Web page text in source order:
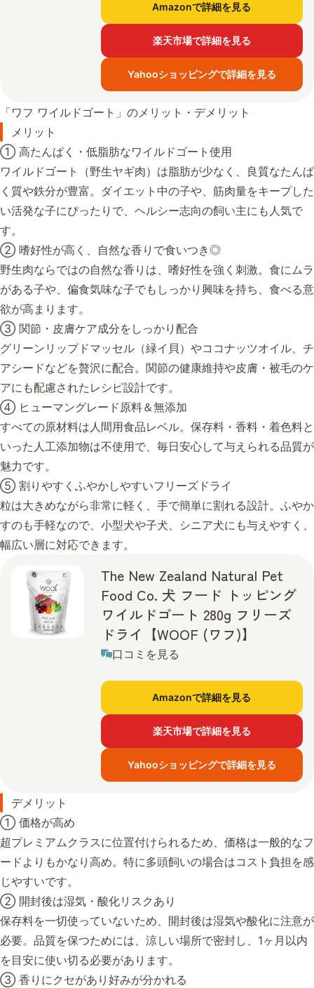
Amazonで詳細を見る
楽天市場で詳細を見る
Yahooショッピングで詳細を見る
「ワフ ワイルドゴート」のメリット・デメリット
メリット
① 高たんぱく・低脂肪なワイルドゴート使用
ワイルドゴート（野生ヤギ肉）は脂肪が少なく、良質なたんぱ
く質や鉄分が豊富。ダイエット中の子や、筋肉量をキープした
い活発な子にぴったりで、ヘルシー志向の飼い主にも人気で
す。
② 嗜好性が高く、自然な香りで食いつき◎
野生肉ならではの自然な香りは、嗜好性を強く刺激。食にムラ
がある子や、偏食気味な子でもしっかり興味を持ち、食べる意
欲が高まります。
③ 関節・皮膚ケア成分をしっかり配合
グリーンリップドマッセル（緑イ貝）やココナッツオイル、チ
アシードなどを贅沢に配合。関節の健康維持や皮膚・被毛のケ
アにも配慮されたレシピ設計です。
④ ヒューマングレード原料＆無添加
すべての原材料は人間用食品レベル。保存料・香料・着色料と
いった人工添加物は不使用で、毎日安心して与えられる品質が
魅力です。
⑤ 割りやすくふやかしやすいフリーズドライ
粒は大きめながら非常に軽く、手で簡単に割れる設計。ふやか
すのも手軽なので、小型犬や子犬、シニア犬にも与えやすく、
幅広い層に対応できます。
The New Zealand Natural Pet
Food Co. 犬 フード トッピング
ワイルドゴート 280g フリーズ
ドライ【WOOF (ワフ)】
口コミを見る
Amazonで詳細を見る
楽天市場で詳細を見る
Yahooショッピングで詳細を見る
デメリット
① 価格が高め
超プレミアムクラスに位置付けられるため、価格は一般的なフ
ードよりもかなり高め。特に多頭飼いの場合はコスト負担を感
じやすいです。
② 開封後は湿気・酸化リスクあり
保存料を一切使っていないため、開封後は湿気や酸化に注意が
必要。品質を保つためには、涼しい場所で密封し、1ヶ月以内
を目安に使い切る必要があります。
③ 香りにクセがあり好みが分かれる